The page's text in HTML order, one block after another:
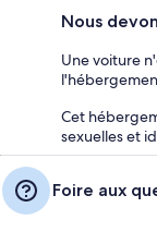
Nous
Une voiture
Cet
sexuelles et
Foire aux